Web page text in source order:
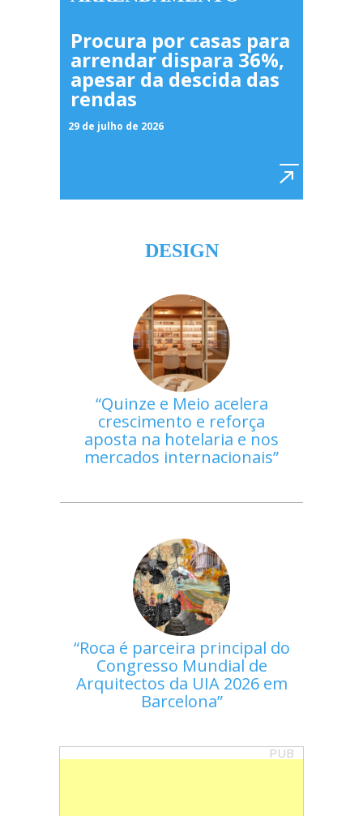
Procura por casas para
arrendar dispara 36%,
apesar da descida das
rendas
29 de julho de 2026
DESIGN
Quinze e Meio acelera
crescimento e reforça
aposta na hotelaria e nos
mercados internacionais
Roca é parceira principal do
Congresso Mundial de
Arquitectos da UIA 2026 em
Barcelona
PUB